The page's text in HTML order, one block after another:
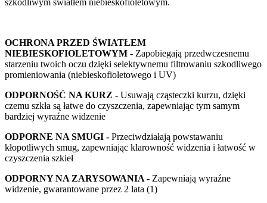
szkodliwym światłem niebieskofioletowym.
OCHRONA PRZED ŚWIATŁEM
NIEBIESKOFIOLETOWYM - Zapobiegają przedwczesnemu
starzeniu twoich oczu dzięki selektywnemu filtrowaniu szkodliwego
promieniowania (niebieskofioletowego i UV)
ODPORNOŚĆ NA KURZ - Usuwają cząsteczki kurzu, dzięki
czemu szkła są łatwe do czyszczenia, zapewniając tym samym
bardziej wyraźne widzenie
ODPORNE NA SMUGI - Przeciwdziałają powstawaniu
kłopotliwych smug, zapewniając klarowność widzenia i łatwość w
czyszczenia szkieł
ODPORNY NA ZARYSOWANIA - Zapewniają wyraźne
widzenie, gwarantowane przez 2 lata (1)